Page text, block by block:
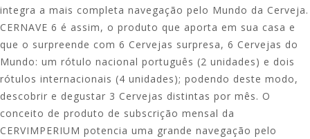
integra a mais completa navegação pelo Mundo da Cerveja.
CERNAVE 6 é assim, o produto que aporta em sua casa e
que o surpreende com 6 Cervejas surpresa, 6 Cervejas do
Mundo: um rótulo nacional português (2 unidades) e dois
rótulos internacionais (4 unidades); podendo deste modo,
descobrir e degustar 3 Cervejas distintas por mês. O
conceito de produto de subscrição mensal da
CERVIMPERIUM potencia uma grande navegação pelo